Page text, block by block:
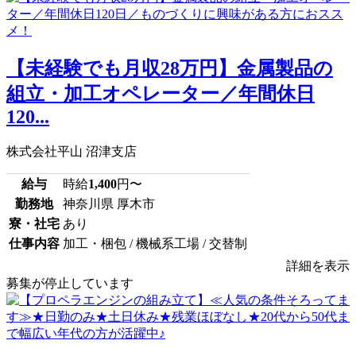
【未経験でも月収28万円】金属製品の
組立・加工オペレーター／年間休日
120...
株式会社平山 沼津支店
給与 時給1,400円〜
勤務地
神奈川県 厚木市
寮・社宅 あり
仕事内容 加工・梱包 / 機械系工場 / 交替制
詳細を表示
募集が停止しています